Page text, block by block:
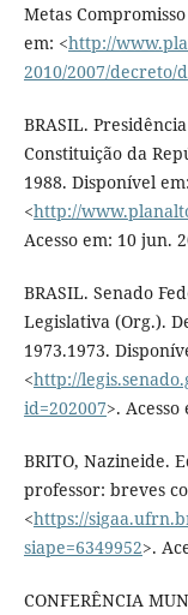
Metas
em: <http://
2010/2007/decreto/
BRASIL.
Constituição da
1988. Disponível em:
<http://
Acesso em: 10 jun.
BRASIL. Senado
Legislativa (Org.).
1973.1973.
<http://
id=202007>.
BRITO, Nazineide.
professor: breves
<https://
siape=6349952>.
CONFERÊNCIA